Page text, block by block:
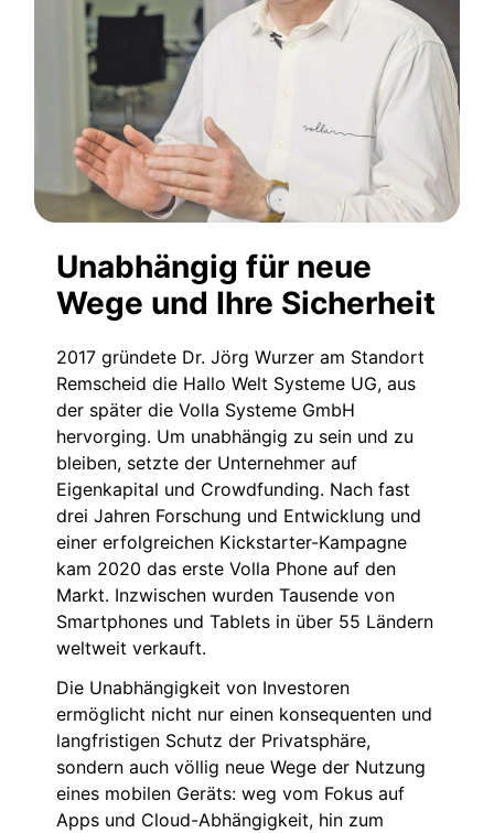
Unabhängig für neue
Wege und Ihre Sicherheit
2017 gründete Dr. Jörg Wurzer am Standort
Remscheid die Hallo Welt Systeme UG, aus
der später die Volla Systeme GmbH
hervorging. Um unabhängig zu sein und zu
bleiben, setzte der Unternehmer auf
Eigenkapital und Crowdfunding. Nach fast
drei Jahren Forschung und Entwicklung und
einer erfolgreichen Kickstarter-Kampagne
kam 2020 das erste Volla Phone auf den
Markt. Inzwischen wurden Tausende von
Smartphones und Tablets in über 55 Ländern
weltweit verkauft.
Die Unabhängigkeit von Investoren
ermöglicht nicht nur einen konsequenten und
langfristigen Schutz der Privatsphäre,
sondern auch völlig neue Wege der Nutzung
eines mobilen Geräts: weg vom Fokus auf
Apps und Cloud-Abhängigkeit, hin zum